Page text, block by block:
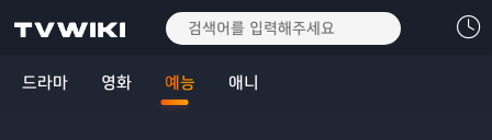
드라마 영화 예능 애니